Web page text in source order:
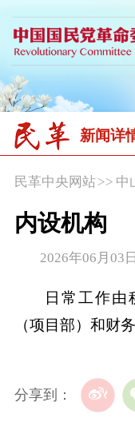
新闻详
民革中央网站>> 中
内设机构
2026年06月03
日常工作由
（项目部）和财务
分享到：